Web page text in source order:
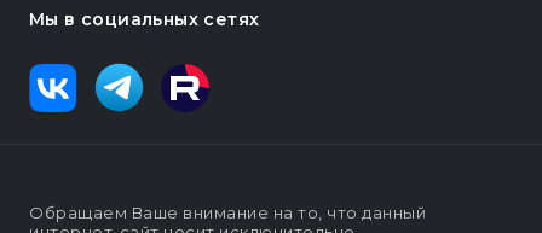
Мы в социальных сетях
Обращаем Ваше внимание на то, что данный